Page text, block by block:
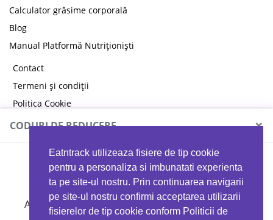
Eatntrack utilizeaza fisiere de tip cookie
pentru a personaliza si imbunatati experienta
ta pe site-ul nostru. Prin continuarea navigarii
pe site-ul nostru confirmi acceptarea utilizarii
fisierelor de tip cookie conform Politicii de
Calculator grăsime corporală
Blog
Manual Platformă Nutriționiști
Contact
Termeni și condiții
Politica Cookie
Politica de confidențialitate
CODURI DE REDUCERE ×
MYPROTEIN
Ai 40%reducere la orice comandă folosind codul